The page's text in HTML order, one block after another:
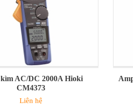
AC/DC 2000A Hioki
CM4373
Liên hệ